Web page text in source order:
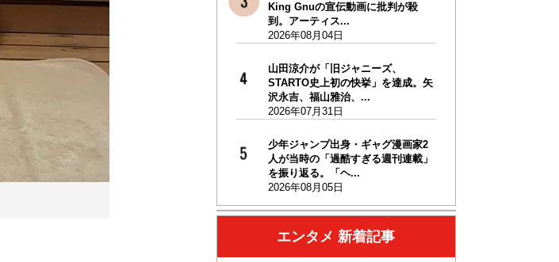
King Gnuの宣伝動画に批判が殺
到。アーティス...
2026年08月04日
山田涼介が「旧ジャニーズ、
STARTO史上初の快挙」を達成。矢
沢永吉、福山雅治、...
2026年07月31日
少年ジャンプ出身・ギャグ漫画家2
人が当時の「過酷すぎる週刊連載」
を振り返る。「ヘ...
2026年08月05日
エンタメ 新着記事